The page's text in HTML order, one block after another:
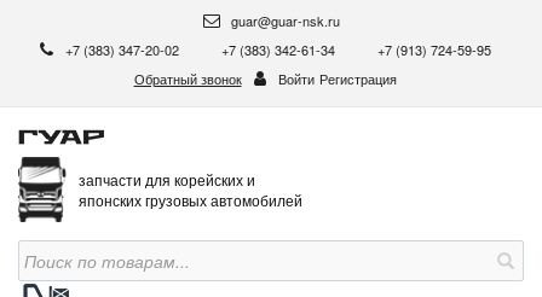
guar@guar-nsk.ru
+7 (383) 347-20-02
+7 (383) 342-61-34
+7 (913) 724-59-95
Обратный звонок
Войти Регистрация
запчасти для корейских и
японских грузовых автомобилей